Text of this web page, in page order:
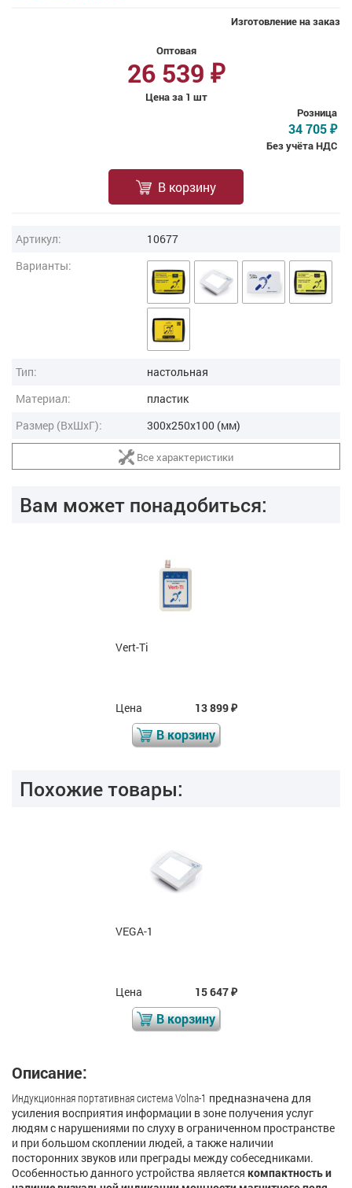
Изготовление на заказ
Оптовая
26 539 ₽
Цена за 1 шт
Розница
34 705 ₽
Без учёта НДС
В корзину
Артикул:
10677
Варианты:
Тип:
настольная
Материал:
пластик
Размер (ВxШxГ):
300x250x100 (мм)
Все характеристики
Вам может понадобиться:
Vert-Ti
Цена 13 899₽
В корзину
Похожие товары:
VEGA-1
Цена 15 647₽
В корзину
Описание:
Индукционная портативная система Volna-1 предназначена для
усиления восприятия информации в зоне получения услуг
людям с нарушениями по слуху в ограниченном пространстве
и при большом скоплении людей, а также наличии
посторонних звуков или преграды между собеседниками.
Особенностью данного устройства является компактность и